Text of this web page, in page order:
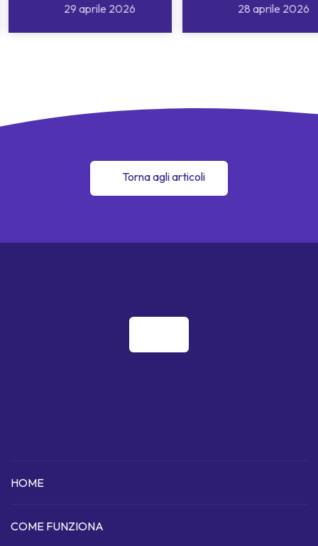
29 aprile 2026
28 aprile 2026
Torna agli articoli
HOME
COME FUNZIONA